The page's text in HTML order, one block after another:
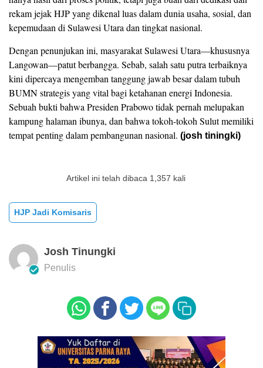
rekam jejak HJP yang dikenal luas dalam dunia usaha, sosial, dan
kepemudaan di Sulawesi Utara dan tingkat nasional.
Dengan penunjukan ini, masyarakat Sulawesi Utara—khususnya
Langowan—patut berbangga. Sebab, salah satu putra terbaiknya
kini dipercaya mengemban tanggung jawab besar dalam tubuh
BUMN strategis yang vital bagi ketahanan energi Indonesia.
Sebuah bukti bahwa Presiden Prabowo tidak pernah melupakan
kampung halaman ibunya, dan bahwa tokoh-tokoh Sulut memiliki
tempat penting dalam pembangunan nasional. (josh tiningki)
Artikel ini telah dibaca 1,357 kali
HJP Jadi Komisaris
Josh Tinungki
Penulis